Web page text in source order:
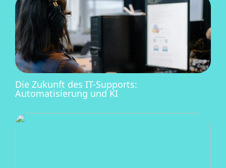
Die Zukunft des IT-Supports:
Automatisierung und KI